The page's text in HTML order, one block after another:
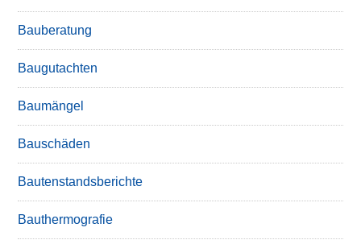
Bauberatung
Baugutachten
Baumängel
Bauschäden
Bautenstandsberichte
Bauthermografie